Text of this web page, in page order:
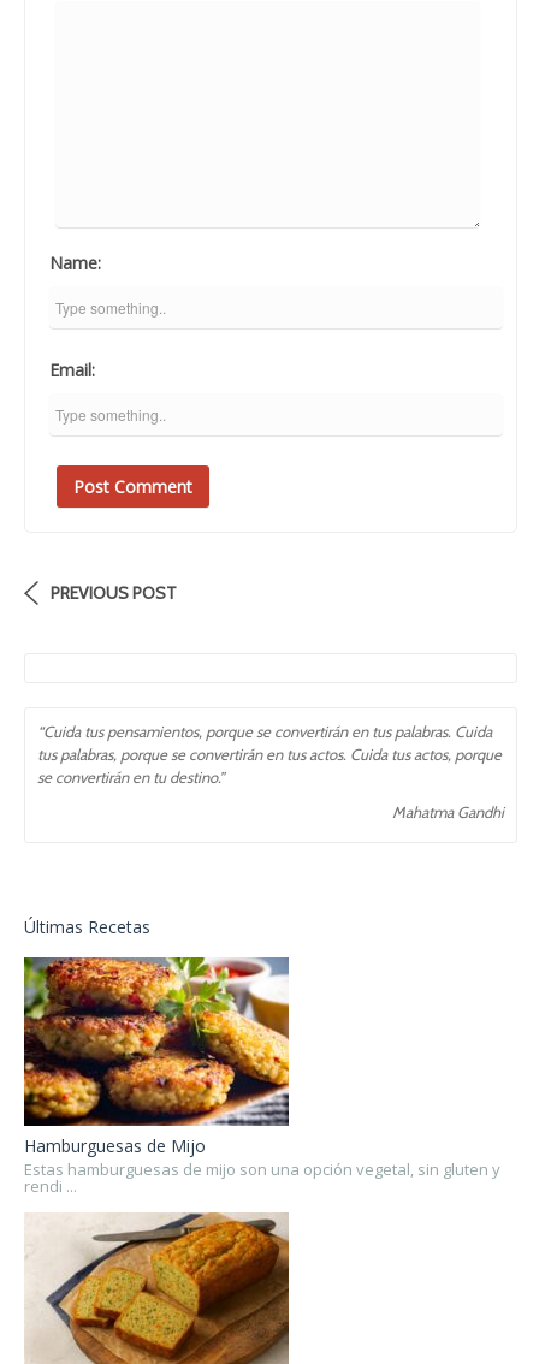
Name:
Email:
PREVIOUS POST
“Cuida tus pensamientos, porque se convertirán en tus palabras. Cuida
tus palabras, porque se convertirán en tus actos. Cuida tus actos, porque
se convertirán en tu destino.”
Mahatma Gandhi
Últimas Recetas
Hamburguesas de Mijo
Estas hamburguesas de mijo son una opción vegetal, sin gluten y
rendi ...